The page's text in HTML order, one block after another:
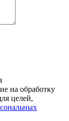
на обработку
целей,